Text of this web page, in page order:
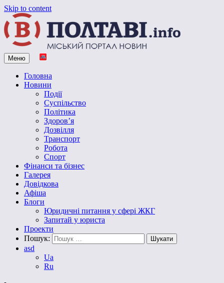
Skip to content
Vpoltave.info
Полтавський портал новин
Меню
Головна
Новини
Події
Суспільство
Політика
Здоров’я
Дозвілля
Транспорт
Робота
Спорт
Фінанси та бізнес
Галерея
Довідкова
Афіша
Блоги
Юридичні питання у сфері ЖКГ
Запитай у юриста
Проекти
Пошук:
asd
Ua
Ru